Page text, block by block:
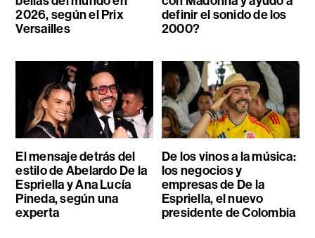
2026, según el Prix
Versailles
definir el sonido de los
2000?
El mensaje detrás del
estilo de Abelardo De la
Espriella y Ana Lucía
Pineda, según una
experta
De los vinos a la música:
los negocios y
empresas de De la
Espriella, el nuevo
presidente de Colombia